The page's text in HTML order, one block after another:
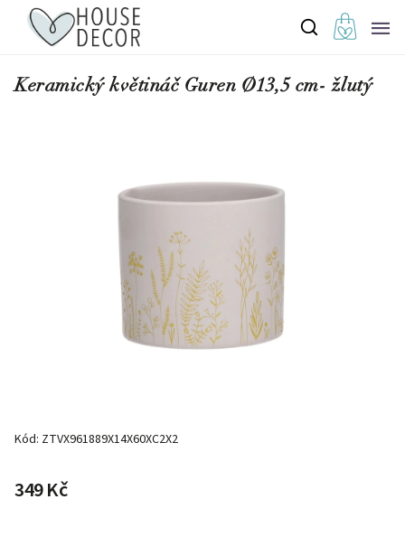
Keramický květináč Guren Ø13,5 cm- žlutý
Kód: ZTVX961889X14X60XC2X2
349 Kč